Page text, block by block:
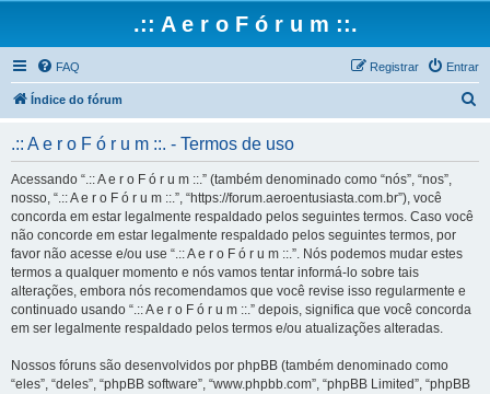
.:: A e r o F ó r u m ::.
FAQ Entrar
Registrar
Índice do fórum
.:: A e r o F ó r u m ::. - Termos de uso
Acessando “.:: A e r o F ó r u m ::.” (também denominado como “nós”, “nos”,
nosso, “.:: A e r o F ó r u m ::.”, “https://forum.aeroentusiasta.com.br”), você
concorda em estar legalmente respaldado pelos seguintes termos. Caso você
não concorde em estar legalmente respaldado pelos seguintes termos, por
favor não acesse e/ou use “.:: A e r o F ó r u m ::.”. Nós podemos mudar estes
termos a qualquer momento e nós vamos tentar informá-lo sobre tais
alterações, embora nós recomendamos que você revise isso regularmente e
continuado usando “.:: A e r o F ó r u m ::.” depois, significa que você concorda
em ser legalmente respaldado pelos termos e/ou atualizações alteradas.
Nossos fóruns são desenvolvidos por phpBB (também denominado como
“eles”, “deles”, “phpBB software”, “www.phpbb.com”, “phpBB Limited”, “phpBB